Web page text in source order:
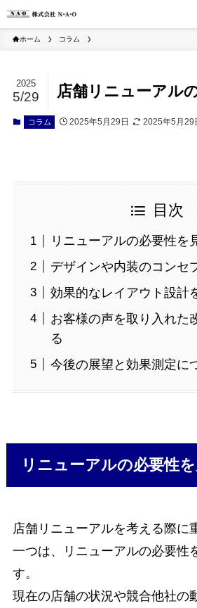
ホーム コラム
店舗リニューアル
2025
5/29
コラム 2025年5月29日 2025年5月29
目次
リニューアルの必要性を
デザインや内装のコンセ
効果的なレイアウト設計
お客様の声を取り入れた
る
今後の展望と効果測定に
リニューアルの必要性
店舗リニューアルを考える際に
一つは、リニューアルの必要性
す。
現在の店舗の状況や競合他社の